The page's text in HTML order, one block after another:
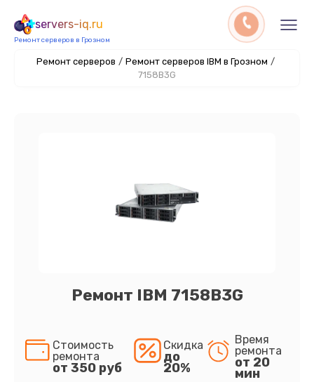
servers-iq.ru
Ремонт серверов в Грозном
Ремонт серверов / Ремонт серверов IBM в Грозном /
7158B3G
Ремонт IBM 7158B3G
Стоимость
ремонта
от 350 руб
Скидка
до
20%
Время
ремонта
от 20
мин